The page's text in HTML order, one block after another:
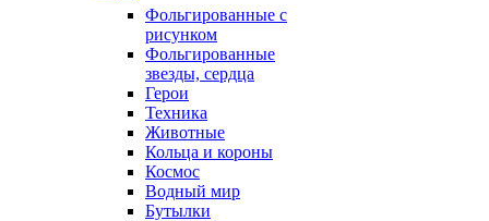
Фольгированные с
рисунком
Фольгированные
звезды, сердца
Герои
Техника
Животные
Кольца и короны
Космос
Водный мир
Бутылки